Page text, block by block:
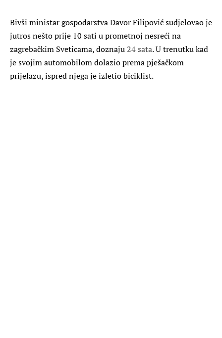
Bivši ministar gospodarstva Davor Filipović sudjelovao je
jutros nešto prije 10 sati u prometnoj nesreći na
zagrebačkim Sveticama, doznaju24 sata. U trenutku kad
je svojim automobilom dolazio prema pješačkom
prijelazu, ispred njega je izletio biciklist.